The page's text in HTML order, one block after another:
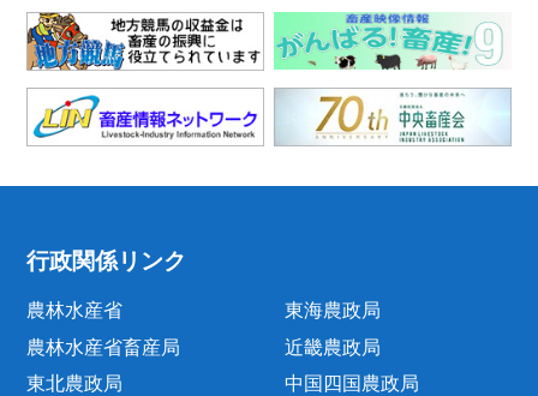
行政関係リンク
農林水産省
農林水産省畜産局
東北農政局
東海農政局
近畿農政局
中国四国農政局